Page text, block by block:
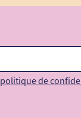
politique de